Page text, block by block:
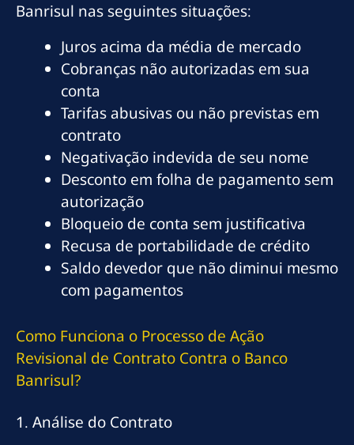
Banrisul nas seguintes situações:
Juros acima da média de mercado
Cobranças não autorizadas em sua
conta
Tarifas abusivas ou não previstas em
contrato
Negativação indevida de seu nome
Desconto em folha de pagamento sem
autorização
Bloqueio de conta sem justificativa
Recusa de portabilidade de crédito
Saldo devedor que não diminui mesmo
com pagamentos
Como Funciona o Processo de Ação
Revisional de Contrato Contra o Banco
Banrisul?
1. Análise do Contrato